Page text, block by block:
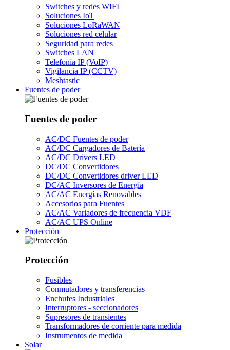
Switches y redes WIFI
Soluciones IoT
Soluciones LoRaWAN
Soluciones red celular
Seguridad para redes
Switches LAN
Telefonía IP (VoIP)
Vigilancia IP (CCTV)
Meshtastic
Fuentes de poder
Fuentes de poder
AC/DC Fuentes de poder
AC/DC Cargadores de Batería
AC/DC Drivers LED
DC/DC Convertidores
DC/DC Convertidores driver LED
DC/AC Inversores de Energía
AC/AC Energías Renovables
Accesorios para Fuentes
AC/AC Variadores de frecuencia VDF
AC/AC UPS Online
Protección
Protección
Fusibles
Conmutadores y transferencias
Enchufes Industriales
Interruptores - seccionadores
Supresores de transientes
Transformadores de corriente para medida
Instrumentos de medida
Solar